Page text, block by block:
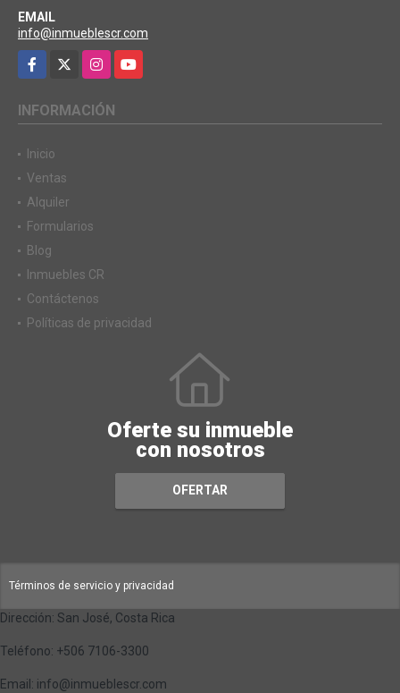
EMAIL
info@inmueblescr.com
Facebook
InstagramYouTube
INFORMACIÓN
Inicio
Ventas
Alquiler
Formularios
Blog
Inmuebles CR
Contáctenos
Políticas de privacidad
Oferte su inmueble
con nosotros
OFERTAR
Términos de servicio y privacidad
Dirección: San José, Costa Rica
Teléfono: +506 7106-3300
Email: info@inmueblescr.com